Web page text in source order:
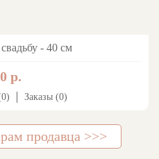
- 40 см
р.
Заказы (0)
продавца >>>